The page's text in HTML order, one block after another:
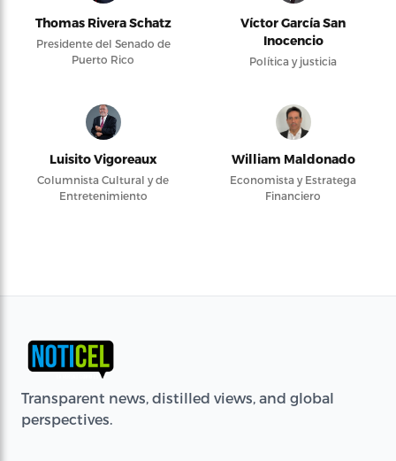
Thomas Rivera Schatz
Presidente del Senado de
Puerto Rico
Víctor García San
Inocencio
Política y justicia
Luisito Vigoreaux
Columnista Cultural y de
Entretenimiento
William Maldonado
Economista y Estratega
Financiero
Transparent news, distilled views, and global
perspectives.